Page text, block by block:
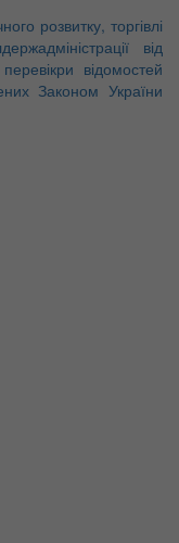
розвитку, торгівлі
від
відомостей
Законом України